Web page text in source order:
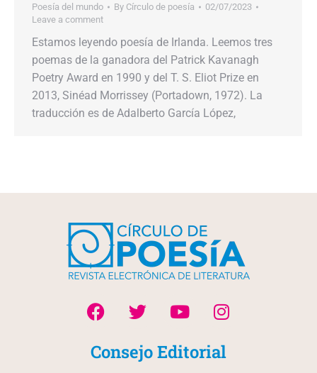
Poesía del mundo By Círculo de poesía
02/07/2023
Leave a comment
Estamos leyendo poesía de Irlanda. Leemos tres
poemas de la ganadora del Patrick Kavanagh
Poetry Award en 1990 y del T. S. Eliot Prize en
2013, Sinéad Morrissey (Portadown, 1972). La
traducción es de Adalberto García López,
Consejo Editorial